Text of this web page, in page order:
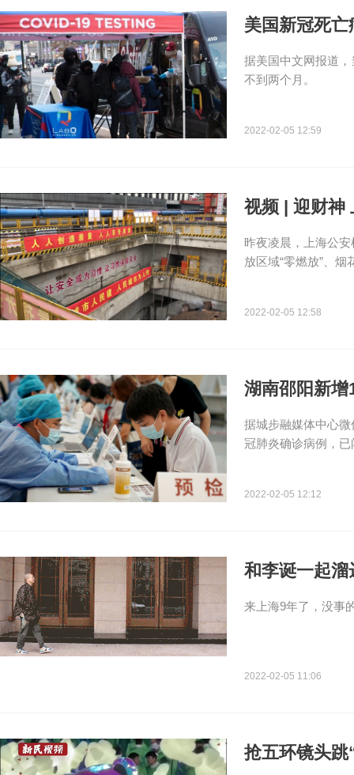
美国新冠死
据美国中文网报道
不到两个月。
2022-02-05 12:59
视频 | 迎财神
昨夜凌晨，上海公
放区域“零燃放”、烟
2022-02-05 12:58
湖南邵阳新
据城步融媒体中心
冠肺炎确诊病例，
2022-02-05 12:12
和李诞一起
来上海9年了，没事
2022-02-05 11:06
抢五环镜头跳